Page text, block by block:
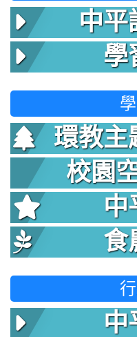
中平
學
環教主
校園
中
食
中